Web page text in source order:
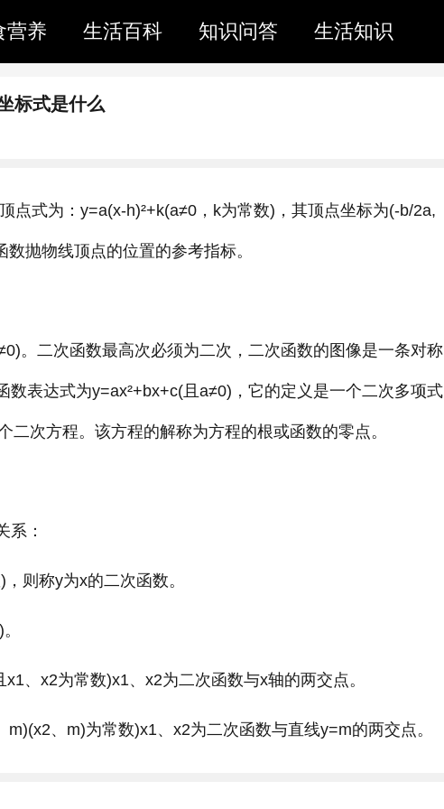
营养 生活百科 知识问答 生活知识
标式是什么
点式为：y=a(x-h)²+k(a≠0，k为常数)，其顶点坐标为(-b/2a,
抛物线顶点的位置的参考指标。
。二次函数最高次必须为二次，二次函数的图像是一条对称
表达式为y=ax²+bx+c(且a≠0)，它的定义是一个二次多项式
次方程。该方程的解称为方程的根或函数的零点。
系：
则称y为x的二次函数。
、x2为常数)x1、x2为二次函数与x轴的两交点。
、m)为常数)x1、x2为二次函数与直线y=m的两交点。